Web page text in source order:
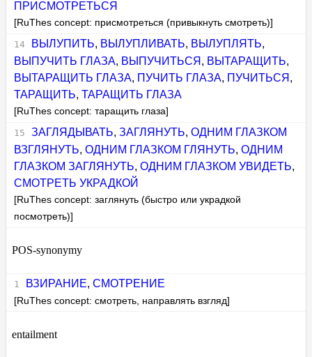
ПРИСМОТРЕТЬСЯ
[RuThes concept: присмотреться (привыкнуть смотреть)]
ВЫЛУПИТЬ, ВЫЛУПЛИВАТЬ, ВЫЛУПЛЯТЬ,
ВЫПУЧИТЬ ГЛАЗА, ВЫПУЧИТЬСЯ , ВЫТАРАЩИТЬ,
ВЫТАРАЩИТЬ ГЛАЗА, ПУЧИТЬ ГЛАЗА, ПУЧИТЬСЯ ,
ТАРАЩИТЬ,ТАРАЩИТЬ ГЛАЗА
[RuThes concept: таращить глаза]
ЗАГЛЯДЫВАТЬ, ЗАГЛЯНУТЬ, ОДНИМ ГЛАЗКОМ
ВЗГЛЯНУТЬ,ОДНИМ ГЛАЗКОМ ГЛЯНУТЬ,ОДНИМ
ГЛАЗКОМ ЗАГЛЯНУТЬ,ОДНИМ ГЛАЗКОМ УВИДЕТЬ,
СМОТРЕТЬ УКРАДКОЙ
[RuThes concept: заглянуть (быстро или украдкой
посмотреть)]
POS-synonymy
ВЗИРАНИЕ, СМОТРЕНИЕ
[RuThes concept: смотреть, направлять взгляд]
entailment